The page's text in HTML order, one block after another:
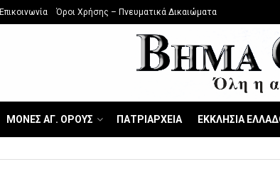
Επικοινωνία Όροι Χρήσης – Πνευματικά Δικαιώματα
ΜΟΝΕΣ ΑΓ. ΟΡΟΥΣ ΠΑΤΡΙΑΡΧΕΙΑ ΕΚΚΛΗΣΙΑ